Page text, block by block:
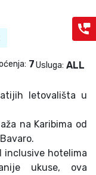
7Usluga: ALL
letovališta u
na Karibima od
inclusive hotelima
ukuse, ova